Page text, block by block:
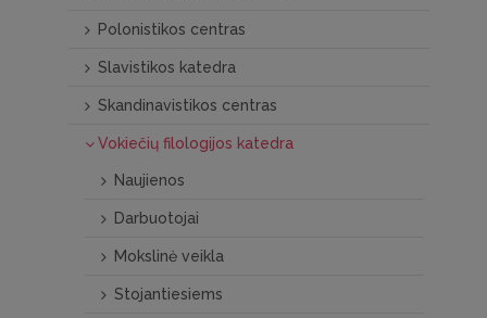
Polonistikos centras
Slavistikos katedra
Skandinavistikos centras
Vokiečių filologijos katedra
Naujienos
Darbuotojai
Mokslinė veikla
Stojantiesiems